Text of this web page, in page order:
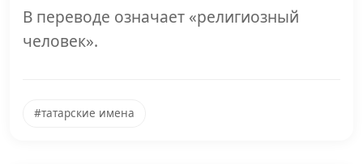
В переводе означает «религиозный
человек».
#татарские имена